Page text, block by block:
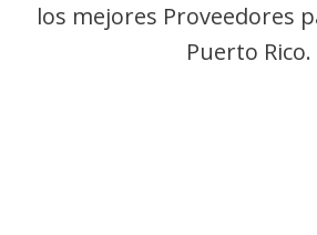
los mejores Proveedores
Puerto Rico.